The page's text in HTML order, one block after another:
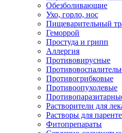
Обезболивающие
Ухо, горло, нос
Пищеварительный
Геморрой
Простуда и грипп
Аллергия
Противовирусные
Противогрибковые
Противоопухолевые
Растворители для
Растворы для
Фитопрепараты